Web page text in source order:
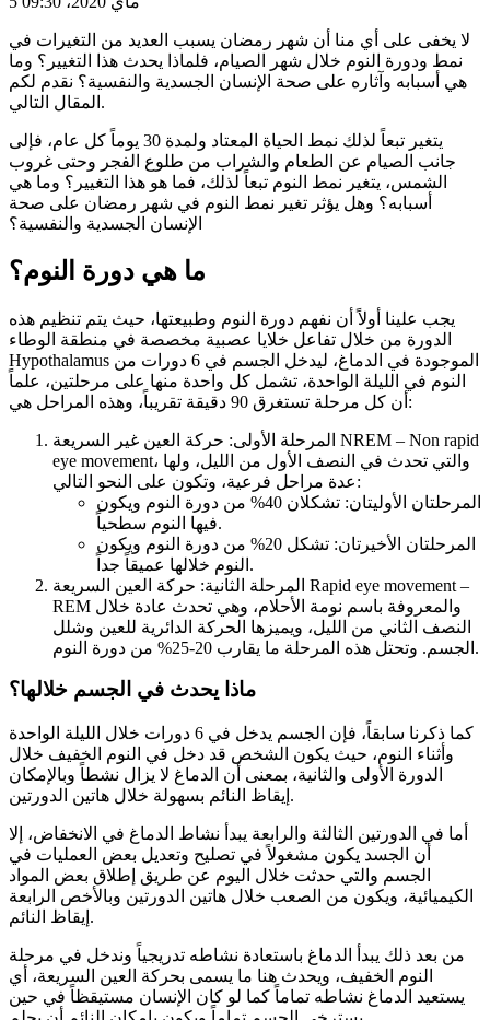
لا يخفى على أي منا أن شهر رمضان يسبب العديد من التغيرات في
نمط ودورة النوم خلال شهر الصيام، فلماذا يحدث هذا التغيير؟ وما
هي أسبابه وآثاره على صحة الإنسان الجسدية والنفسية؟ نقدم لكم
المقال التالي.
يتغير تبعاً لذلك نمط الحياة المعتاد ولمدة 30 يوماً كل عام، فإلى
جانب الصيام عن الطعام والشراب من طلوع الفجر وحتى غروب
الشمس، يتغير نمط النوم تبعاً لذلك، فما هو هذا التغيير؟ وما هي
أسبابه؟ وهل يؤثر تغير نمط النوم في شهر رمضان على صحة
الإنسان الجسدية والنفسية؟
ما هي دورة النوم؟
يجب علينا أولاً أن نفهم دورة النوم وطبيعتها، حيث يتم تنظيم هذه
الدورة من خلال تفاعل خلايا عصبية مخصصة في منطقة الوطاء
Hypothalamus الموجودة في الدماغ، ليدخل الجسم في 6 دورات من
النوم في الليلة الواحدة، تشمل كل واحدة منها على مرحلتين، علماً
أن كل مرحلة تستغرق 90 دقيقة تقريباً، وهذه المراحل هي:
المرحلة الأولى: حركة العين غير السريعة NREM – Non rapid
eye movement، والتي تحدث في النصف الأول من الليل، ولها
عدة مراحل فرعية، وتكون على النحو التالي:
المرحلتان الأوليتان: تشكلان 40% من دورة النوم ويكون
فيها النوم سطحياً.
المرحلتان الأخيرتان: تشكل 20% من دورة النوم ويكون
النوم خلالها عميقاً جداً.
المرحلة الثانية: حركة العين السريعة Rapid eye movement –
REM والمعروفة باسم نومة الأحلام، وهي تحدث عادة خلال
النصف الثاني من الليل، ويميزها الحركة الدائرية للعين وشلل
الجسم. وتحتل هذه المرحلة ما يقارب 20-25% من دورة النوم.
ماذا يحدث في الجسم خلالها؟
كما ذكرنا سابقاً، فإن الجسم يدخل في 6 دورات خلال الليلة الواحدة
وأثناء النوم، حيث يكون الشخص قد دخل في النوم الخفيف خلال
الدورة الأولى والثانية، بمعنى أن الدماغ لا يزال نشطاً وبالإمكان
إيقاظ النائم بسهولة خلال هاتين الدورتين.
أما في الدورتين الثالثة والرابعة يبدأ نشاط الدماغ في الانخفاض، إلا
أن الجسد يكون مشغولاً في تصليح وتعديل بعض العمليات في
الجسم والتي حدثت خلال اليوم عن طريق إطلاق بعض المواد
الكيميائية، ويكون من الصعب خلال هاتين الدورتين وبالأخص الرابعة
إيقاظ النائم.
من بعد ذلك يبدأ الدماغ باستعادة نشاطه تدريجياً وندخل في مرحلة
النوم الخفيف، ويحدث هنا ما يسمى بحركة العين السريعة، أي
يستعيد الدماغ نشاطه تماماً كما لو كان الإنسان مستيقظاً في حين